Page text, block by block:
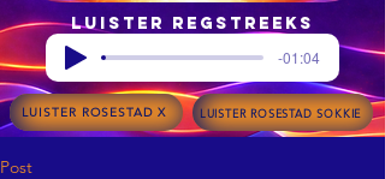
Luister regstreeks
-01:04
LUISTER ROSESTAD X LUISTER ROSESTAD SOKKIE
Post